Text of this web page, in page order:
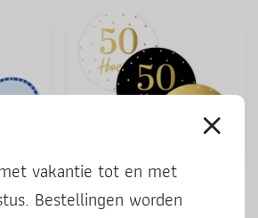
|
Stickers | 50 Hoera | 3 stuks
vakantie tot en met
Bestellingen worden